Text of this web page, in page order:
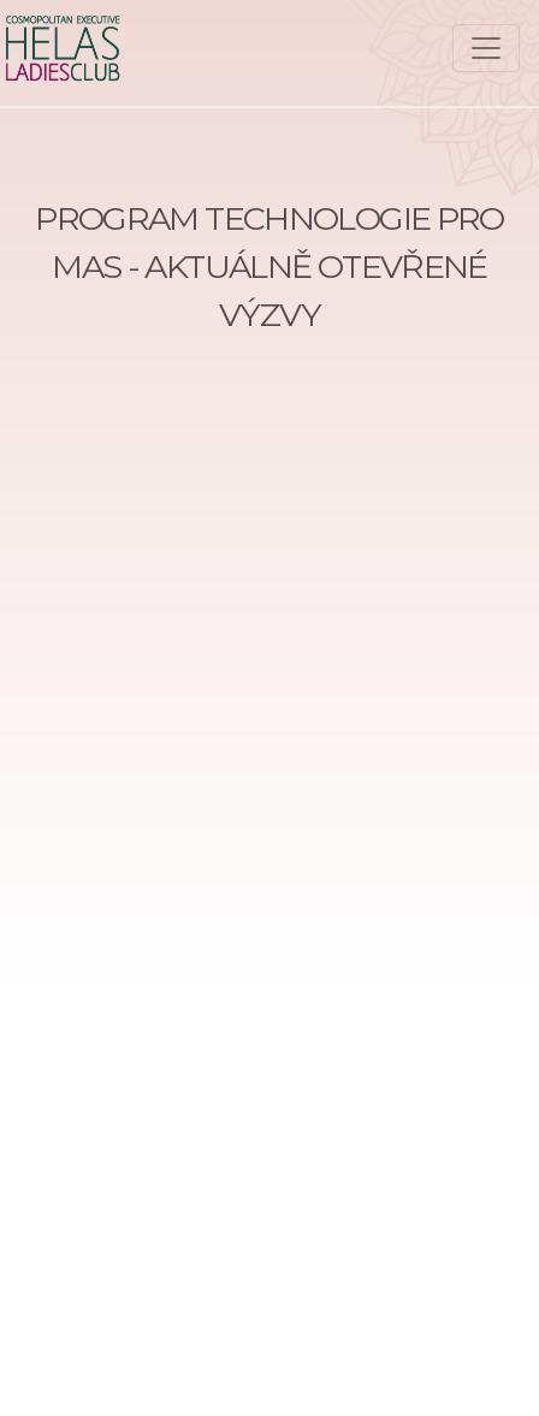
PROGRAM TECHNOLOGIE PRO
MAS - AKTUÁLNĚ OTEVŘENÉ
VÝZVY